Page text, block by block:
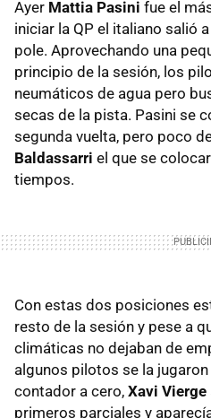
Ayer Mattia Pasini fue el
iniciar la QP el italiano salió
pole. Aprovechando una
principio de la sesión, los
neumáticos de agua pero
secas de la pista. Pasini se
segunda vuelta, pero poco
Baldassarri el que se
tiempos.
Con estas dos posiciones
resto de la sesión y pese a
climáticas no dejaban de
algunos pilotos se la jugaron
contador a cero, Xavi Vierge
primeros parciales y